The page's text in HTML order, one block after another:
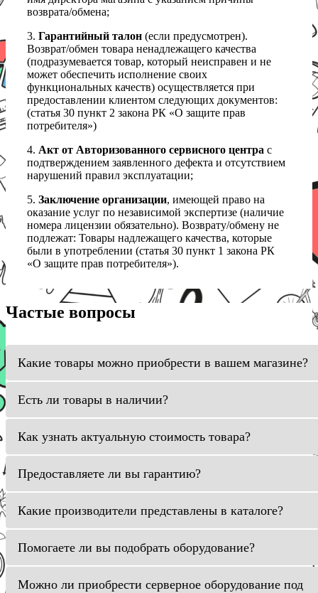
возврата/обмена;
3. Гарантийный талон (если предусмотрен).
Возврат/обмен товара ненадлежащего качества
(подразумевается товар, который неисправен и не
может обеспечить исполнение своих
функциональных качеств) осуществляется при
предоставлении клиентом следующих документов:
(статья 30 пункт 2 закона РК «О защите прав
потребителя»)
4. Акт от Авторизованного сервисного центра с
подтверждением заявленного дефекта и отсутствием
нарушений правил эксплуатации;
5. Заключение организации, имеющей право на
оказание услуг по независимой экспертизе (наличие
номера лицензии обязательно). Возврату/обмену не
подлежат: Товары надлежащего качества, которые
были в употреблении (статья 30 пункт 1 закона РК
«О защите прав потребителя»).
Частые вопросы
Какие товары можно приобрести в вашем магазине?
Есть ли товары в наличии?
Как узнать актуальную стоимость товара?
Предоставляете ли вы гарантию?
Какие производители представлены в каталоге?
Помогаете ли вы подобрать оборудование?
Можно ли приобрести серверное оборудование под